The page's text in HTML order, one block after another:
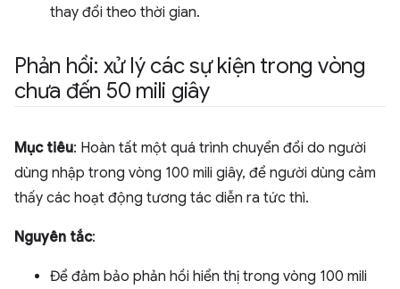
thay đổi theo thời gian.
Phản hồi: xử lý các sự kiện trong vòng
chưa đến 50 mili giây
Mục tiêu: Hoàn tất một quá trình chuyển đổi do người
dùng nhập trong vòng 100 mili giây, để người dùng cảm
thấy các hoạt động tương tác diễn ra tức thì.
Nguyên tắc:
Để đảm bảo phản hồi hiển thị trong vòng 100 mili